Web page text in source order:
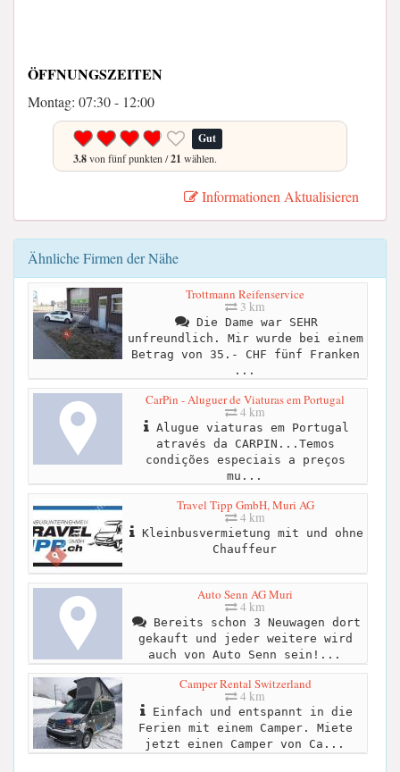
ÖFFNUNGSZEITEN
Montag: 07:30 - 12:00
Gut
3.8von fünf punkten /21 wählen.
Informationen Aktualisieren
Ähnliche Firmen der Nähe
Trottmann Reifenservice
3 km
Die Dame war SEHR
unfreundlich. Mir wurde bei einem
Betrag von 35.- CHF fünf Franken
...
CarPin - Aluguer de Viaturas em Portugal
4 km
Alugue viaturas em Portugal
através da CARPIN...Temos
condições especiais a preços
mu...
Travel Tipp GmbH, Muri AG
4 km
Kleinbusvermietung mit und ohne
Chauffeur
Auto Senn AG Muri
4 km
Bereits schon 3 Neuwagen dort
gekauft und jeder weitere wird
auch von Auto Senn sein!...
Camper Rental Switzerland
4 km
Einfach und entspannt in die
Ferien mit einem Camper. Miete
jetzt einen Camper von Ca...